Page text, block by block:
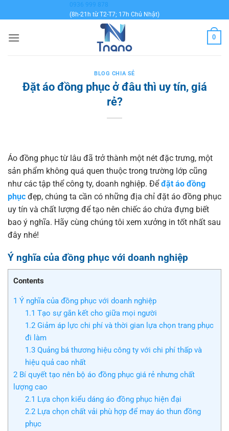
qua
dung
0936 999 878
(8h-21h từ T2-T7; 17h Chủ Nhật)
0
BLOG CHIA SẺ
Đặt áo đồng phục ở đâu thì uy tín, giá
rẻ?
Áo đồng phục từ lâu đã trở thành một nét đặc trưng, một
sản phẩm không quá quen thuộc trong trường lớp cũng
như các tập thể công ty, doanh nghiệp. Đểđặt áo đồng
phục đẹp, chúng ta cần có những địa chỉ đặt áo đồng phục
uy tín và chất lượng để tạo nên chiếc áo chứa đựng biết
bao ý nghĩa. Hãy cùng chúng tôi xem xưởng in tốt nhất sau
đây nhé!
Ý nghĩa của đồng phục với doanh nghiệp
Contents
1 Ý nghĩa của đồng phục với doanh nghiệp
1.1 Tạo sự gắn kết cho giữa mọi người
1.2Giảm áp lực chi phí và thời gian lựa chọn trang phục
đi làm
1.3Quảng bá thương hiệu công ty với chi phí thấp và
hiệu quả cao nhất
2 Bí quyết tạo nên bộ áo đồng phục giá rẻ nhưng chất
lượng cao
2.1 Lựa chọn kiểu dáng áo đồng phục hiện đại
2.2Lựa chọn chất vải phù hợp để may áo thun đồng
phục